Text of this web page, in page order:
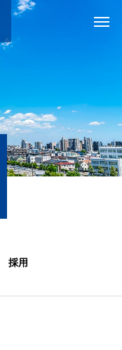
採用